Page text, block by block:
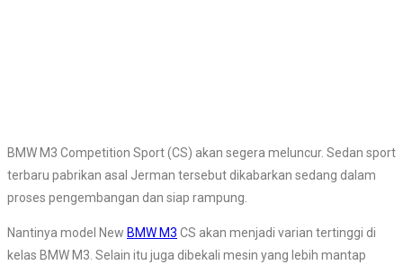
BMW M3 Competition Sport (CS) akan segera meluncur. Sedan sport
terbaru pabrikan asal Jerman tersebut dikabarkan sedang dalam
proses pengembangan dan siap rampung.
Nantinya model New BMW M3 CS akan menjadi varian tertinggi di
kelas BMW M3. Selain itu juga dibekali mesin yang lebih mantap